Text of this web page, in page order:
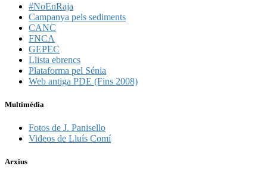
#NoEnRaja
Campanya pels sediments
CANC
FNCA
GEPEC
Llista ebrencs
Plataforma pel Sénia
Web antiga PDE (Fins 2008)
Multimèdia
Fotos de J. Panisello
Videos de Lluís Comí
Arxius